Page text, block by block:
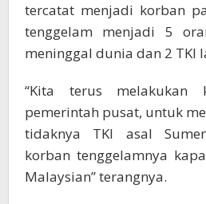
tercatat menjadi korban
tenggelam menjadi 5
meninggal dunia dan 2 TKI
“Kita terus melakukan
pemerintah pusat, untuk
tidaknya TKI asal
korban tenggelamnya
Malaysian” terangnya.